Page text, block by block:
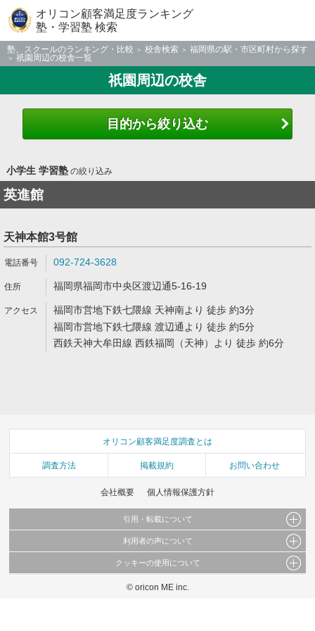
オリコン顧客満足度ランキング
塾・学習塾 検索
塾、スクールのランキング・比較 校舎検索
福岡県の駅・市区町村から探す
祇園周辺の校舎一覧
祇園周辺の校舎
目的から絞り込む
小学生 学習塾の絞り込み
英進館
天神本館3号館
092-724-3628
福岡県福岡市中央区渡辺通5-16-19
福岡市営地下鉄七隈線 天神南より 徒歩 約3分
福岡市営地下鉄七隈線 渡辺通より 徒歩 約5分
西鉄天神大牟田線 西鉄福岡（天神）より 徒歩 約6分
オリコン顧客満足度調査とは
調査方法 掲載規約 お問い合わせ
会社概要 個人情報保護方針
引用・転載について
当サイトで公開されている情報（文字、写真、イラスト、画像データ等）及びこれらの配
これらの情報を権利者の許可なく無断転載・複製などの二次利用を行うことは固く禁じて
利用者の声について
当サイトに掲載している内容はすべてサービスの利用者が提出された見解・感想です。
弊社の見解・ 意見ではないことをご理解いただいた上でご覧ください。
クッキーの使用について
このサイトでは Cookie を使用して、ユーザーに合わせたコンテンツや広告の表示、ソー
© oricon ME inc.